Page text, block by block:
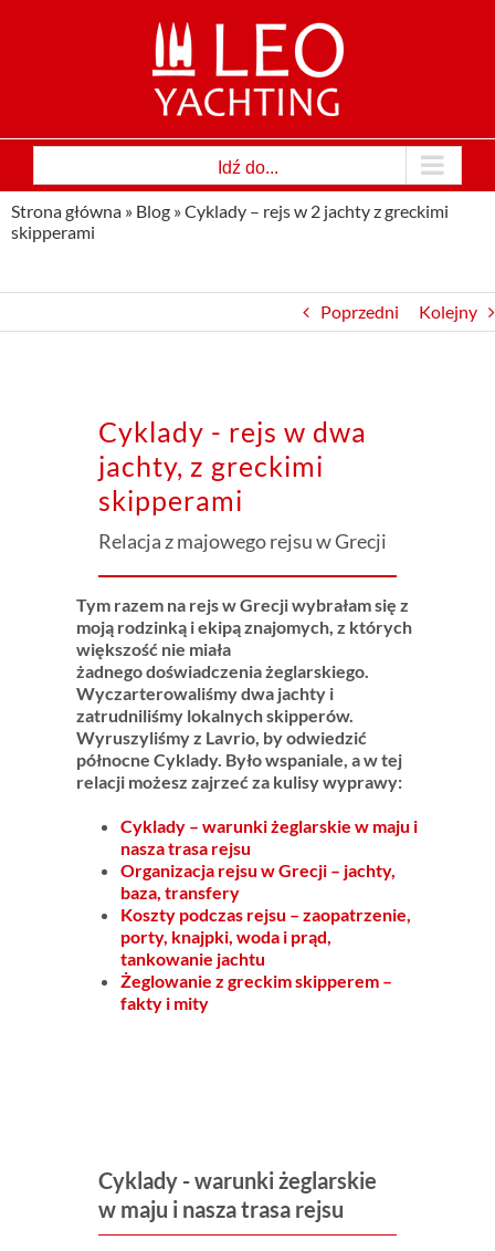
Idź do...
Strona główna » Blog »Cyklady – rejs w 2 jachty z greckimi
skipperami
Poprzedni Kolejny
Cyklady - rejs w dwa
jachty, z greckimi
skipperami
Relacja z majowego rejsu w Grecji
Tym razem na rejs w Grecji wybrałam się z
moją rodzinką i ekipą znajomych, z których
większość nie miała
żadnego doświadczenia żeglarskiego.
Wyczarterowaliśmy dwa jachty i
zatrudniliśmy lokalnych skipperów.
Wyruszyliśmy z Lavrio, by odwiedzić
północne Cyklady. Było wspaniale, a w tej
relacji możesz zajrzeć za kulisy wyprawy:
Cyklady – warunki żeglarskie w maju i
nasza trasa rejsu
Organizacja rejsu w Grecji – jachty,
baza, transfery
Koszty podczas rejsu – zaopatrzenie,
porty, knajpki, woda i prąd,
tankowanie jachtu
Żeglowanie z greckim skipperem –
fakty i mity
Cyklady - warunki żeglarskie
w maju i nasza trasa rejsu